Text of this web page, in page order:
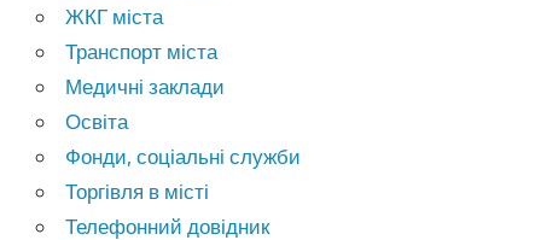
ЖКГ міста
Транспорт міста
Медичні заклади
Освіта
Фонди, соціальні служби
Торгівля в місті
Телефонний довідник